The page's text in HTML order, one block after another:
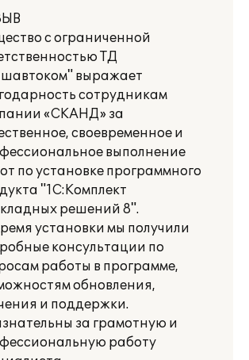
с ограниченной
ТД
выражает
сотрудникам
«СКАНД» за
своевременное и
выполнение
по установке программного
"1С:Комплект
решений 8".
установки мы получили
консультации по
работы в программе,
обновления,
и поддержки.
за грамотную и
работу